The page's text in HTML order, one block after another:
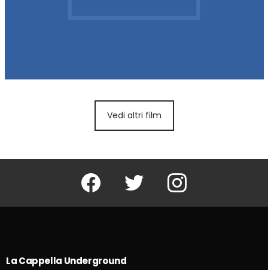
Vedi altri film
Facebook Twitter Instagram
La Cappella Underground